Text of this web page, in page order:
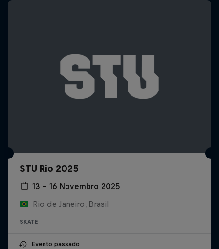
STU Rio 2025
13 – 16 Novembro 2025
Rio de Janeiro, Brasil
SKATE
Evento passado